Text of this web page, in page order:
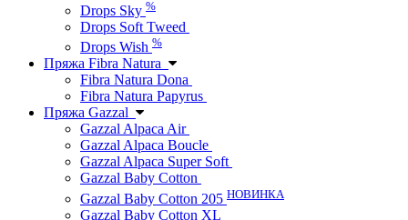
Drops Sky %
Drops Soft Tweed
Drops Wish %
Пряжа Fibra Natura
Fibra Natura Dona
Fibra Natura Papyrus
Пряжа Gazzal
Gazzal Alpaca Air
Gazzal Alpaca Boucle
Gazzal Alpaca Super Soft
Gazzal Baby Cotton
Gazzal Baby Cotton 205 НОВИНКА
Gazzal Baby Cotton XL